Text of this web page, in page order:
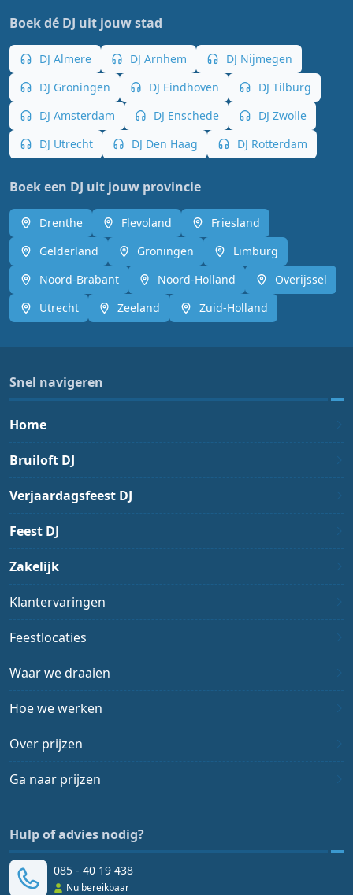
Boek dé DJ uit jouw stad
DJ Almere DJ Arnhem
DJ Nijmegen
DJ Groningen
DJ Eindhoven
DJ Tilburg
DJ Amsterdam
DJ Enschede
DJ Zwolle
DJ Utrecht
DJ Den Haag DJ Rotterdam
Boek een DJ uit jouw provincie
Drenthe Flevoland
Friesland
Gelderland
Groningen
Limburg
Noord-Brabant
Noord-Holland
Overijssel
Utrecht
Zeeland Zuid-Holland
Snel navigeren
Home
Bruiloft DJ
Verjaardagsfeest DJ
Feest DJ
Zakelijk
Klantervaringen
Feestlocaties
Waar we draaien
Hoe we werken
Over prijzen
Ga naar prijzen
Hulp of advies nodig?
085 - 40 19 438
Nu bereikbaar